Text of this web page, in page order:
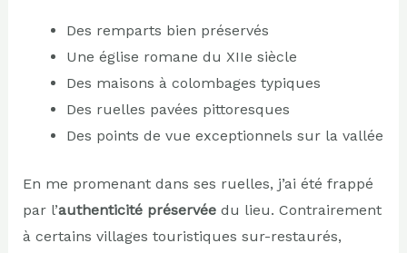
Des remparts bien préservés
Une église romane du XIIe siècle
Des maisons à colombages typiques
Des ruelles pavées pittoresques
Des points de vue exceptionnels sur la vallée
En me promenant dans ses ruelles, j’ai été frappé
par l’authenticité préservéedu lieu. Contrairement
à certains villages touristiques sur-restaurés,